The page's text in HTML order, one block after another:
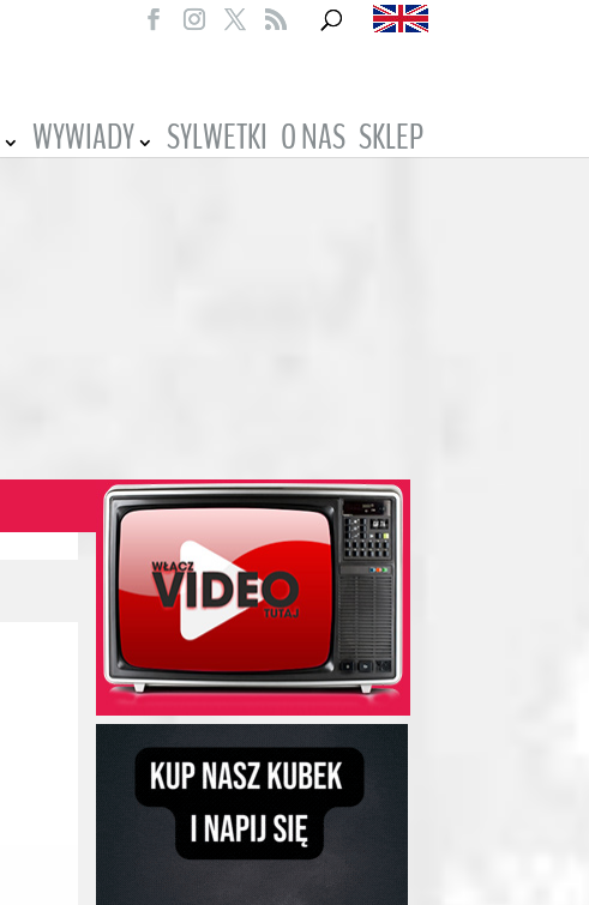
WYWIADY SYLWETKI O NAS SKLEP